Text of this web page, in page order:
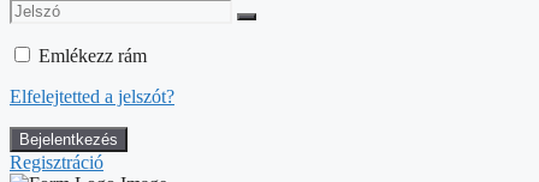
Emlékezz rám
Elfelejtetted a jelszót?
Regisztráció